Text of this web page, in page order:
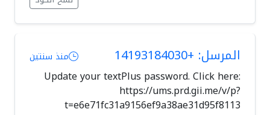
المرسل: +14193184030 منذ سنتين
Update your textPlus password. Click here:
https://ums.prd.gii.me/v/p?
t=e6e71fc31a9156ef9a38ae31d95f8113